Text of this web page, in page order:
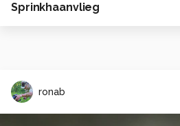
Sprinkhaanvlieg
ronab